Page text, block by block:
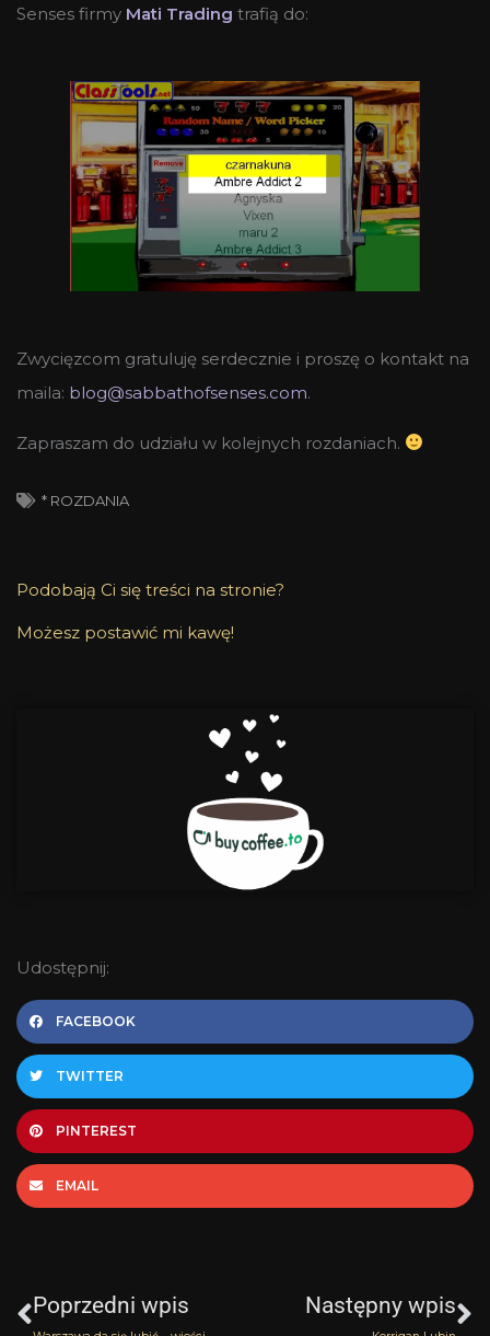
Senses firmy Mati Trading trafią do:
Zwycięzcom gratuluję serdecznie i proszę o kontakt na
maila: blog@sabbathofsenses.com.
Zapraszam do udziału w kolejnych rozdaniach.
* ROZDANIA
Podobają Ci się treści na stronie?
Możesz postawić mi kawę!
Udostępnij:
FACEBOOK
TWITTER
PINTEREST
EMAIL
Poprzedni wpis Następny wpis